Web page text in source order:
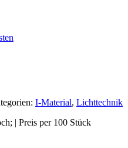
I-Material, Lichttechnik
| Preis per 100 Stück